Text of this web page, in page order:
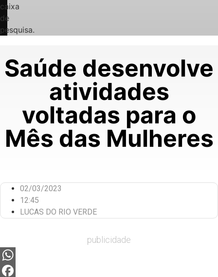
caixa
de
pesquisa.
Saúde desenvolve
atividades
voltadas para o
Mês das Mulheres
02/03/2023
12:45
LUCAS DO RIO VERDE
publicidade
WhatsApp